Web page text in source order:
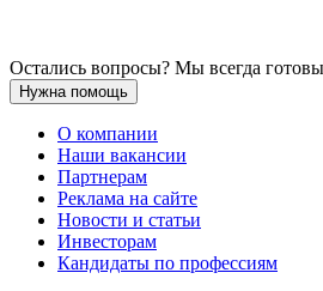
Остались вопросы? Мы всегда
Нужна помощь
О компании
Наши вакансии
Партнерам
Реклама на сайте
Новости и статьи
Инвесторам
Кандидаты по профессиям